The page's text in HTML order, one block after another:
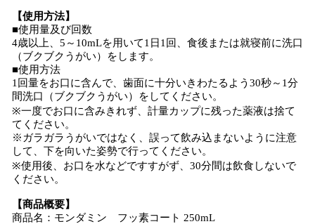
【使用方法】
■使用量及び回数
4歳以上、5～10mLを用いて1日1回、食後または就寝前に洗口
（ブクブクうがい）をします。
■使用方法
1回量をお口に含んで、歯面に十分いきわたるよう30秒～1分
間洗口（ブクブクうがい）をしてください。
※一度でお口に含みきれず、計量カップに残った薬液は捨て
てください。
※ガラガラうがいではなく、誤って飲み込まないように注意
して、下を向いた姿勢で行ってください。
※使用後、お口を水などですすがず、30分間は飲食しないで
ください。
【商品概要】
商品名：モンダミン フッ素コート 250mL